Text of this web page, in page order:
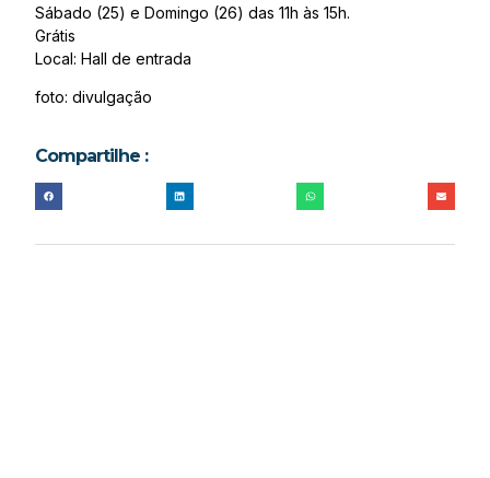
Sábado (25) e Domingo (26) das 11h às 15h.
Grátis
Local: Hall de entrada
foto: divulgação
Compartilhe :